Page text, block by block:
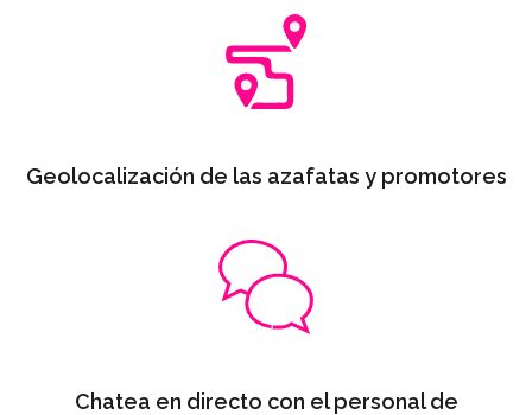
Geolocalización de las azafatas y promotores
Chatea en directo con el personal de